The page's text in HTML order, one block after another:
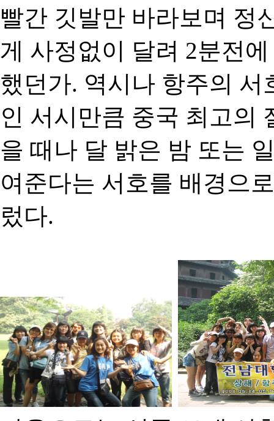
빨간 깃발만 바라보며 정
게 사정없이 달려 2분전
했던가. 역시나 항주의
인 서시만큼 중국 최고의
을 때나 달 밝은 밤 또는
여준다는 서호를 배경으
렀다.